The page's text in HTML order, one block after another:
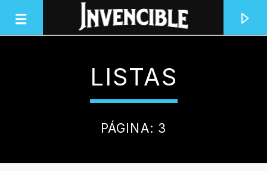
INVENCIBLE RADIO
JUNTOS SOMOS INVENCIBLES
LISTAS
PÁGINA: 3